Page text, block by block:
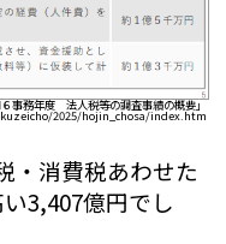
事務年度 法人税等の調査事績の概要」
2025/hojin_chosa/index.htm
・消費税あわせた
3,407億円でし